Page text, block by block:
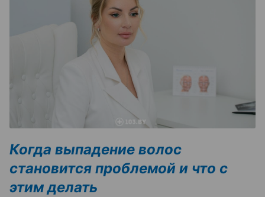
Когда выпадение волос
становится проблемой и что с
этим делать